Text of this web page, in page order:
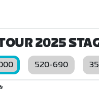
2025
520-690